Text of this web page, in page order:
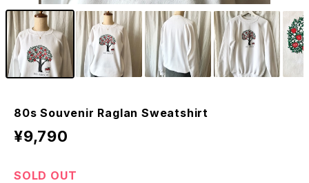
80s Souvenir Raglan Sweatshirt
¥9,790
SOLD OUT